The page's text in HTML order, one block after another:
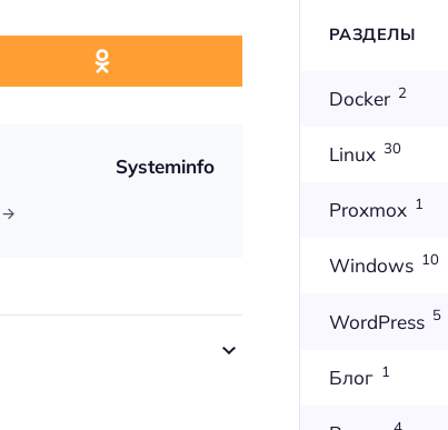
Systeminfo
РАЗДЕЛЫ
Docker 2
Linux 30
Proxmox 1
Windows 10
WordPress 5
Блог 1
4